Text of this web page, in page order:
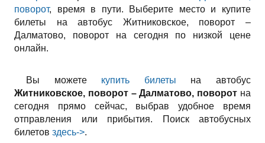
поворот, время в пути. Выберите место и купите
билеты на автобус Житниковское, поворот –
Далматово, поворот на сегодня по низкой цене
онлайн.
Вы можете купить билеты на автобус
Житниковское, поворот – Далматово, поворот на
сегодня прямо сейчас, выбрав удобное время
отправления или прибытия. Поиск автобусных
билетов здесь->.